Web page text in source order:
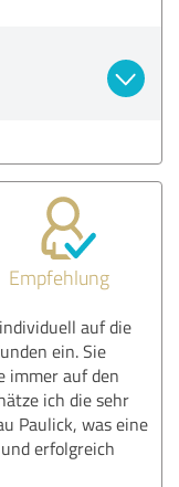
Empfehlung
auf die
ein. Sie
immer auf den
ich die sehr
Paulick, was eine
erfolgreich